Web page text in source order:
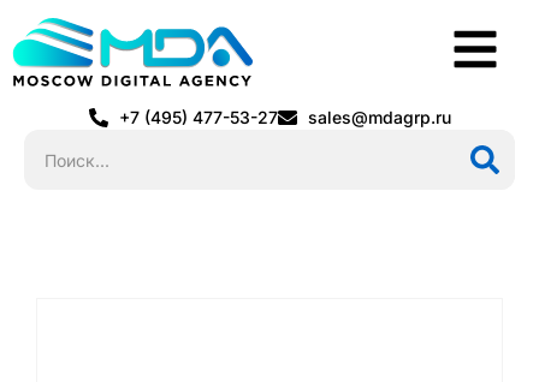
+7 (495) 477-53-27 sales@mdagrp.ru